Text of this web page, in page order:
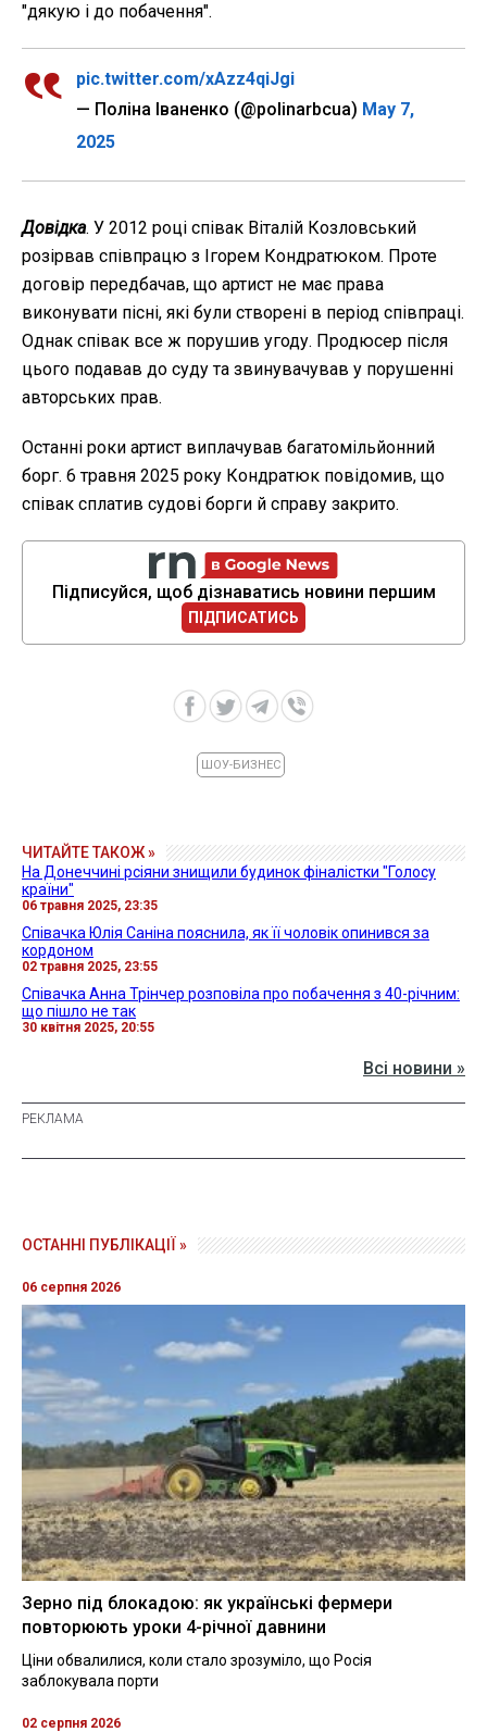
"дякую і до побачення".
pic.twitter.com/xAzz4qiJgi
— Поліна Іваненко (@polinarbcua) May 7,
2025
Довідка. У 2012 році співак Віталій Козловський
розірвав співпрацю з Ігорем Кондратюком. Проте
договір передбачав, що артист не має права
виконувати пісні, які були створені в період співпраці.
Однак співак все ж порушив угоду. Продюсер після
цього подавав до суду та звинувачував у порушенні
авторських прав.
Останні роки артист виплачував багатомільйонний
борг. 6 травня 2025 року Кондратюк повідомив, що
співак сплатив судові борги й справу закрито.
Підписуйся, щоб дізнаватись новини першим
ПІДПИСАТИСЬ
ШОУ-БИЗНЕС
ЧИТАЙТЕ ТАКОЖ »
На Донеччині рсіяни знищили будинок фіналістки "Голосу
країни"
06 травня 2025, 23:35
Співачка Юлія Саніна пояснила, як її чоловік опинився за
кордоном
02 травня 2025, 23:55
Співачка Анна Трінчер розповіла про побачення з 40-річним:
що пішло не так
30 квітня 2025, 20:55
Всі новини »
ОСТАННІ ПУБЛІКАЦІЇ »
06 серпня 2026
Зерно під блокадою: як українські фермери
повторюють уроки 4-річної давнини
Ціни обвалилися, коли стало зрозуміло, що Росія
заблокувала порти
02 серпня 2026